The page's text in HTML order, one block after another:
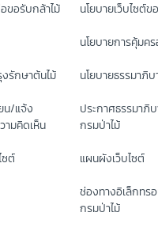
ขอรับกล้าไม้
รักษาต้นไม้
น/แจ้ง
ามคิดเห็น
ซต์
นโยบายเว็บไซต์
นโยบายการคุ้มค
นโยบายธรรมาภิ
ประกาศธรรมาภิ
กรมป่าไม้
แผนผังเว็บไซต์
ช่องทางอิเล็กท
กรมป่าไม้